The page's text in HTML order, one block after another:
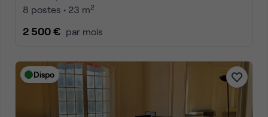
8 postes • 23 m2
2 500 € par mois
Dispo